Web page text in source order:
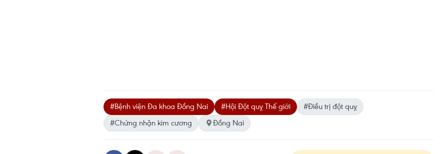
#Bệnh viện Đa khoa Đồng Nai #Hội Đột quỵ Thế giới
#Điều trị đột quỵ
#Chứng nhận kim cương
Đồng Nai